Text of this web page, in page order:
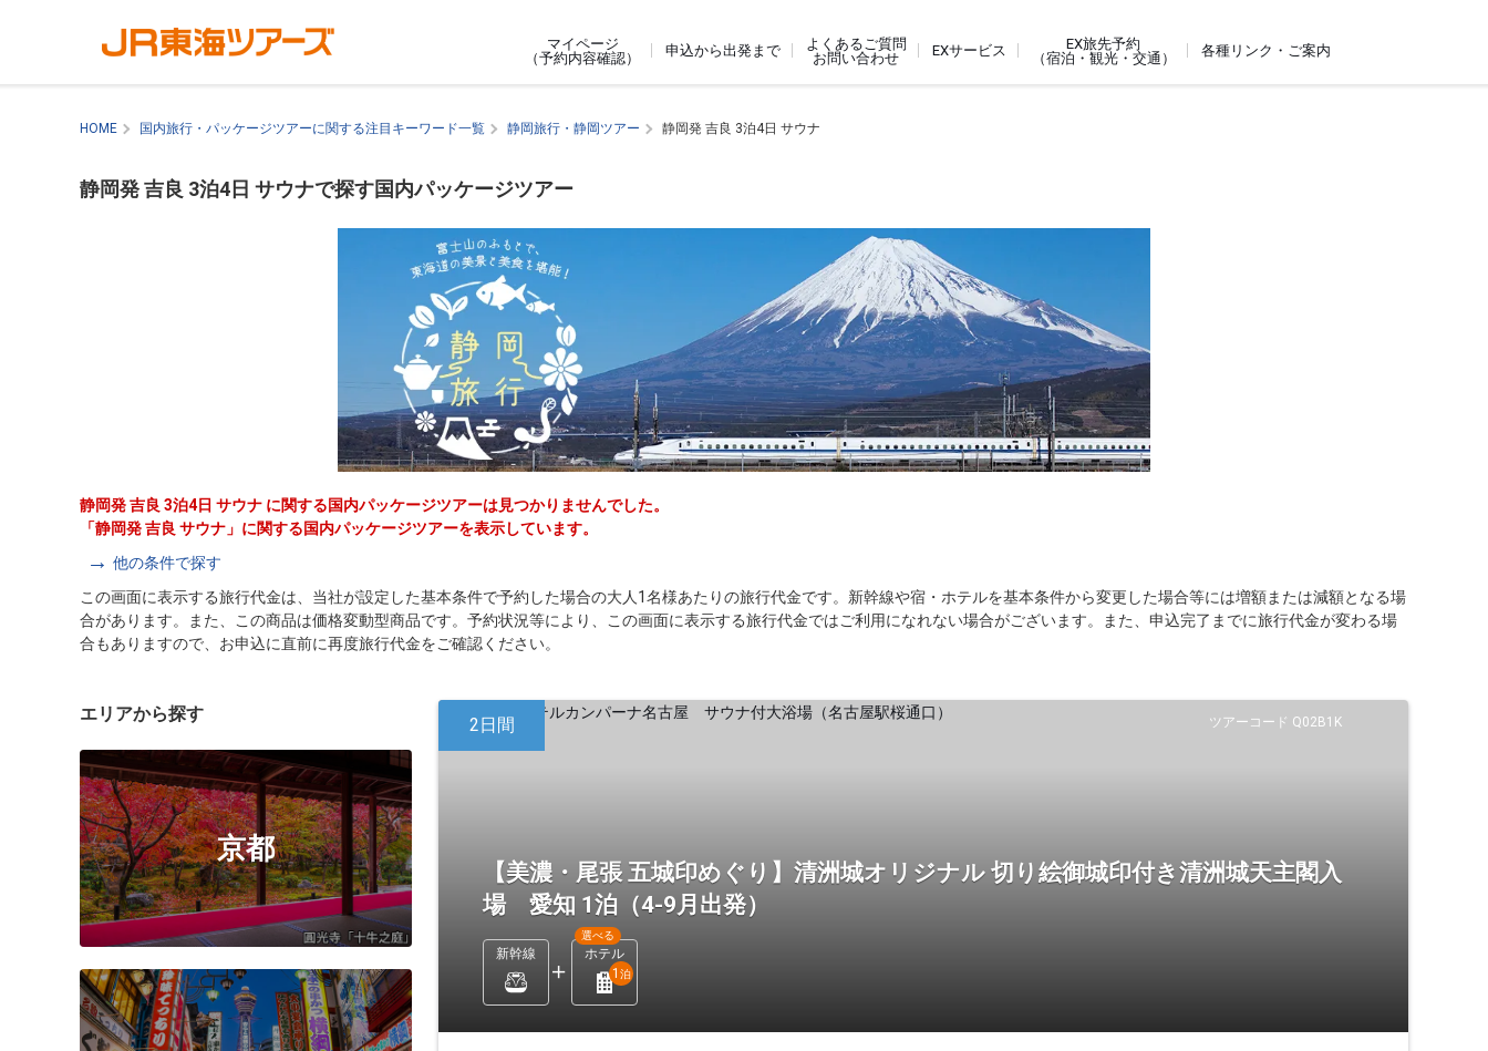
マイページ
（予約内容確認）
申込から出発まで
よくあるご質問
お問い合わせ
EXサービス
EX旅先予約
（宿泊・観光・交通）
各種リンク・ご案内
HOME 国内旅行・パッケージツアーに関する注目キーワード一覧 静岡旅行・静岡ツアー 静岡発 吉良 3泊4日 サウナ
静岡発 吉良 3泊4日 サウナで探す国内パッケージツアー
静岡発 吉良 3泊4日 サウナ に関する国内パッケージツアーは見つかりませんでした。
「静岡発 吉良 サウナ」に関する国内パッケージツアーを表示しています。
他の条件で探す
この画面に表示する旅行代金は、当社が設定した基本条件で予約した場合の大人1名様あたりの旅行代金です。新幹線や宿・ホテルを基本条件から変更した場合等には増額または減額となる場
合があります。また、この商品は価格変動型商品です。予約状況等により、この画面に表示する旅行代金ではご利用になれない場合がございます。また、申込完了までに旅行代金が変わる場
合もありますので、お申込に直前に再度旅行代金をご確認ください。
エリアから探す
京都
ツアーコード Q02B1K
2日間
【美濃・尾張 五城印めぐり】清洲城オリジナル 切り絵御城印付き清洲城天主閣入
場 愛知 1泊（4-9月出発）
新幹線 ホテル
選べる
1 泊